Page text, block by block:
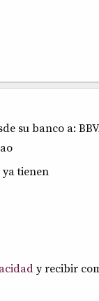
su banco a:
ya tienen
y recibir